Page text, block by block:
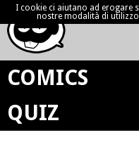
COMICS
QUIZ
I cookie ci aiutano ad erogare
nostre modalità di